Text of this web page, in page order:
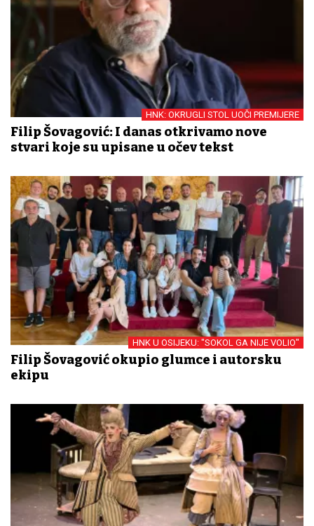
HNK: OKRUGLI STOL UOČI PREMIJERE
Filip Šovagović: I danas otkrivamo nove
stvari koje su upisane u očev tekst
HNK U OSIJEKU: "SOKOL GA NIJE VOLIO"
Filip Šovagović okupio glumce i autorsku
ekipu